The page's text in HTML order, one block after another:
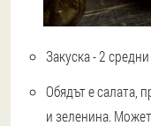
Закуска - 2
Обядът е салата,
и зеленина.